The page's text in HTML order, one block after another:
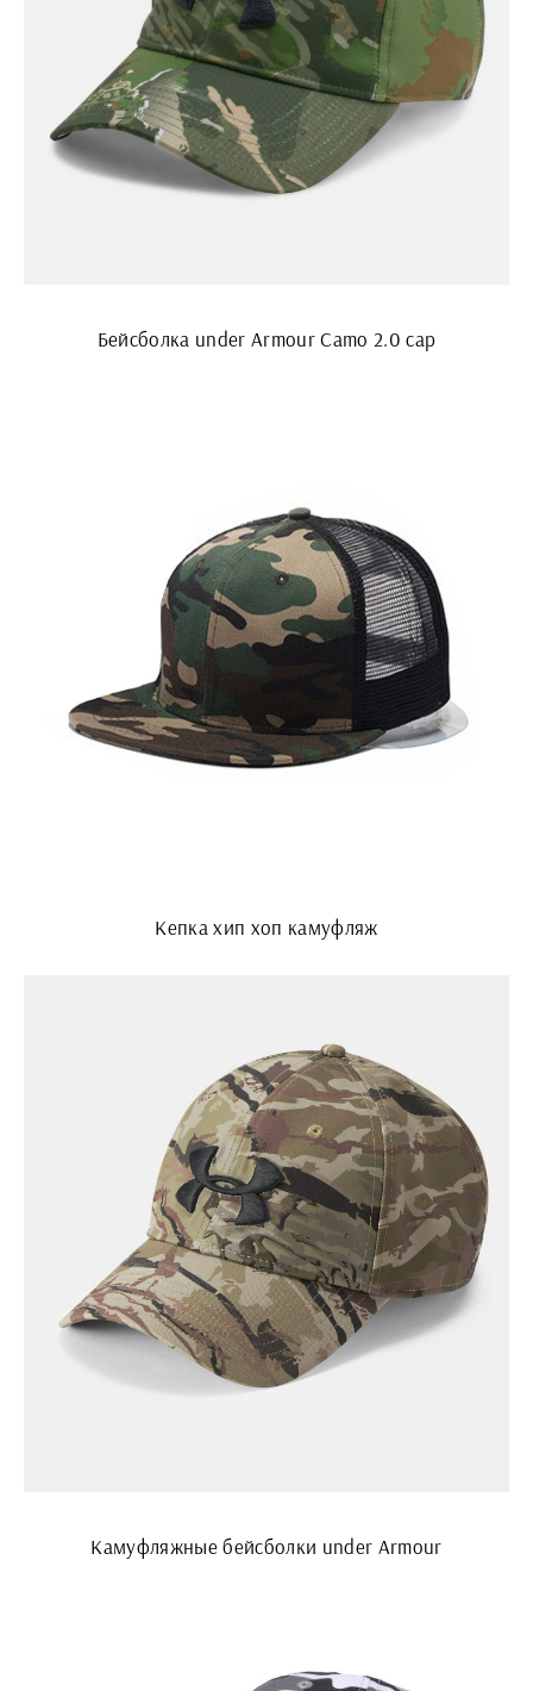
Бейсболка under Armour Camo 2.0 cap
Кепка хип хоп камуфляж
Камуфляжные бейсболки under Armour